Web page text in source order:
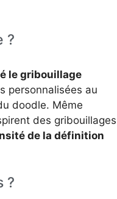
?
le gribouillage
personnalisées au
doodle. Même
des gribouillages
de la définition
?